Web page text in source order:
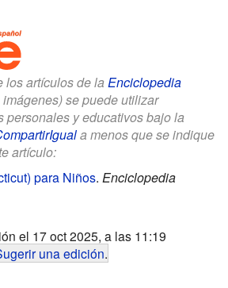
los artículos de la Enciclopedia
se puede utilizar
personales y educativos bajo la
a menos que se indique
artículo:
para Niños. Enciclopedia
el 17 oct 2025, a las 11:19
una edición.